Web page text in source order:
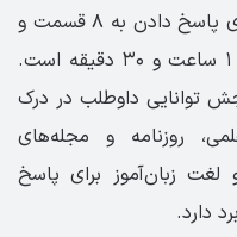
درک مطلب است. مدت زمانی که برای پاسخ دادن به ۸ قسمت و
مجموعا ۵۶ سوال این بخش دارید، ۱ ساعت و ۳۰ دقیقه است.
توانایی داوطلب در درک
روزنامه و مجله‌های
زبان‌آموز برای پاسخ
دارد.